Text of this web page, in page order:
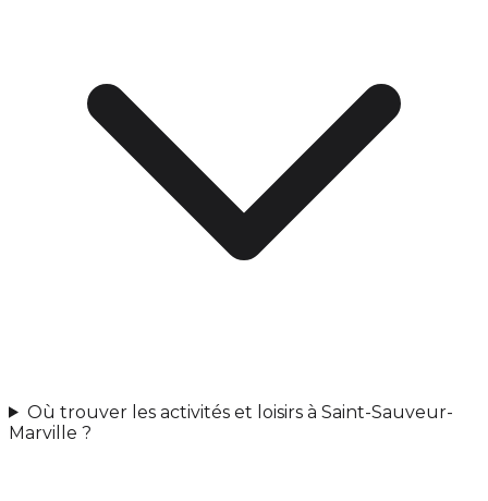
Où trouver les activités et loisirs à Saint-Sauveur-
Marville ?